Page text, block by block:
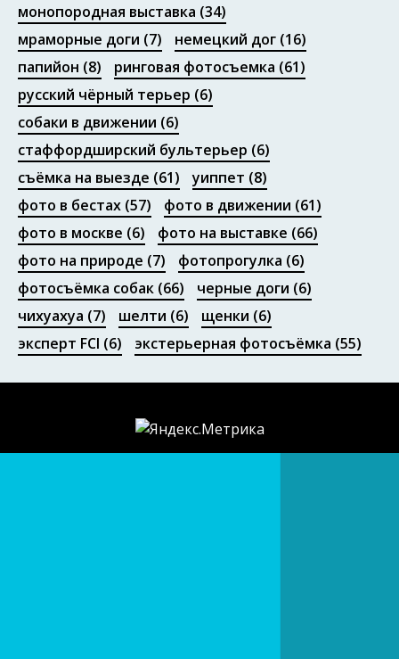
монопородная выставка (34)
мраморные доги (7) немецкий дог (16)
папийон (8) ринговая фотосъемка (61)
русский чёрный терьер (6)
собаки в движении (6)
стаффордширский бультерьер (6)
съёмка на выезде (61) уиппет (8)
фото в бестах (57) фото в движении (61)
фото в москве (6) фото на выставке (66)
фото на природе (7) фотопрогулка (6)
фотосъёмка собак (66) черные доги (6)
чихуахуа (7) шелти (6) щенки (6)
эксперт FCI (6) экстерьерная фотосъёмка (55)